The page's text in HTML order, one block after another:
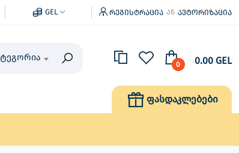
GEL რეგისტრაცია ან ავტორიზაცია
0 0.00 GEL
ფასდაკლებები